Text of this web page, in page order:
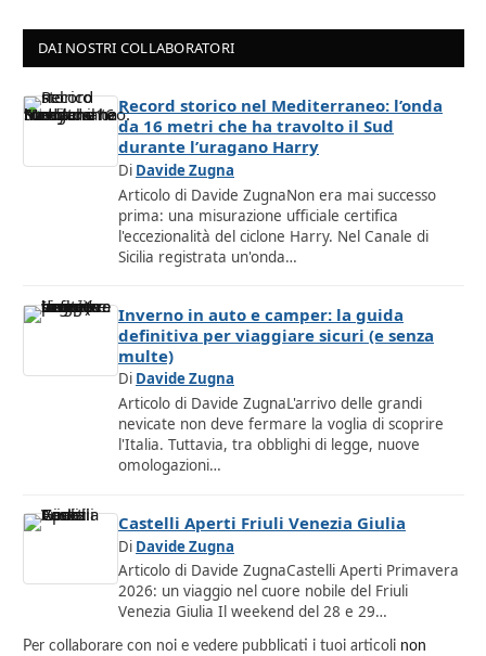
DAI NOSTRI COLLABORATORI
Record storico nel Mediterraneo: l’onda
da 16 metri che ha travolto il Sud
durante l’uragano Harry
Di Davide Zugna
Articolo di Davide ZugnaNon era mai successo
prima: una misurazione ufficiale certifica
l'eccezionalità del ciclone Harry. Nel Canale di
Sicilia registrata un'onda…
Inverno in auto e camper: la guida
definitiva per viaggiare sicuri (e senza
multe)
Di Davide Zugna
Articolo di Davide ZugnaL'arrivo delle grandi
nevicate non deve fermare la voglia di scoprire
l'Italia. Tuttavia, tra obblighi di legge, nuove
omologazioni…
Castelli Aperti Friuli Venezia Giulia
Di Davide Zugna
Articolo di Davide ZugnaCastelli Aperti Primavera
2026: un viaggio nel cuore nobile del Friuli
Venezia Giulia Il weekend del 28 e 29…
Per collaborare con noi e vedere pubblicati i tuoi articoli non